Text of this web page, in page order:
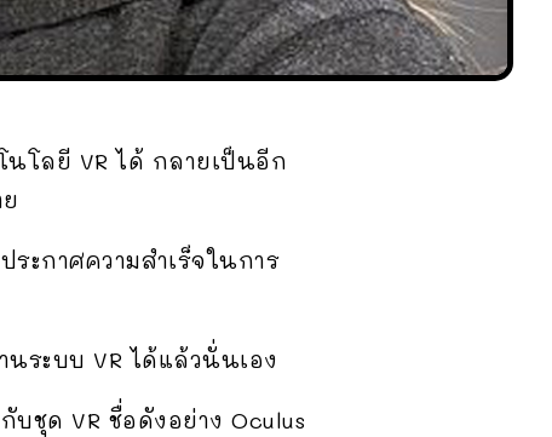
โลยี VR ได้ กลายเป็นอีก
ะกาศความสำเร็จในการ
ระบบ VR ได้แล้วนั่นเอง
ชุด VR ชื่อดังอย่าง Oculus